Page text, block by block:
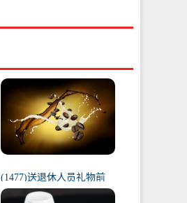
(1477)送退休人员礼物前
十件排名（工会退休纪念